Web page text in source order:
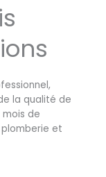
la qualité de
de
et